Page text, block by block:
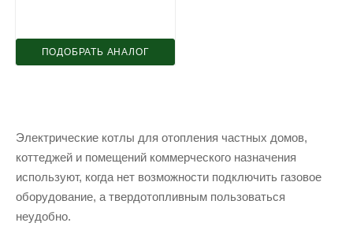
ПОДОБРАТЬ АНАЛОГ
Электрические котлы для отопления частных домов,
коттеджей и помещений коммерческого назначения
используют, когда нет возможности подключить газовое
оборудование, а твердотопливным пользоваться
неудобно.